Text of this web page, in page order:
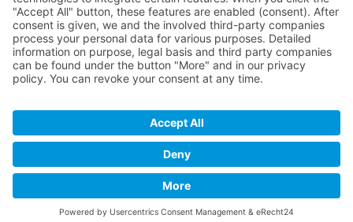
E-Mail
info@heinrichs-anlagenbau.de
Impressum
AGB
© 2024 Heinrichs – Ersatzteile UG | Alle Rechte